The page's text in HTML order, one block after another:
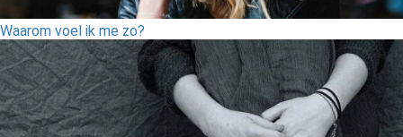
Waarom voel ik me zo?